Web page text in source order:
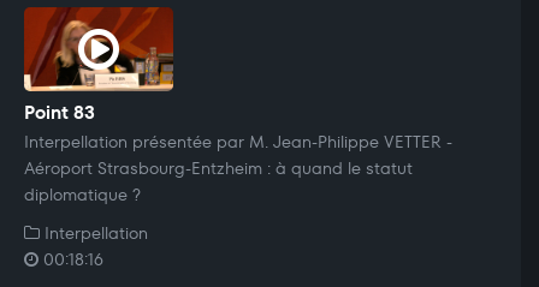
Point 83
Interpellation présentée par M. Jean-Philippe VETTER -
Aéroport Strasbourg-Entzheim : à quand le statut
diplomatique ?
Interpellation
00:18:16